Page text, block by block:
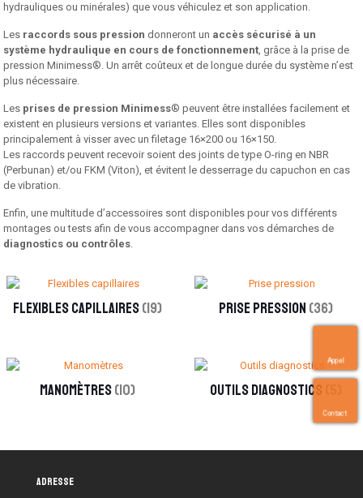
hydrauliques ou minérales) que vous véhiculez et son application.
Les raccords sous pression donneront un accès sécurisé à un
système hydraulique en cours de fonctionnement, grâce à la prise de
pression Minimess®. Un arrêt coûteux et de longue durée du système n’est
plus nécessaire.
Les prises de pression Minimess® peuvent être installées facilement et
existent en plusieurs versions et variantes. Elles sont disponibles
principalement à visser avec un filetage 16×200 ou 16×150.
Les raccords peuvent recevoir soient des joints de type O-ring en NBR
(Perbunan) et/ou FKM (Viton), et évitent le desserrage du capuchon en cas
de vibration.
Enfin, une multitude d’accessoires sont disponibles pour vos différents
montages ou tests afin de vous accompagner dans vos démarches de
diagnostics ou contrôles.
Flexibles capillaires(19) Prise pression (36)
Manomètres(10) Outils diagnostics
Adresse
Appel
Contact